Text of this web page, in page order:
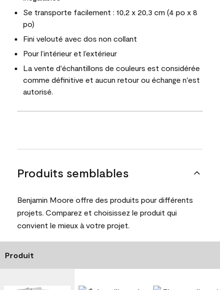
Se transporte facilement : 10,2 x 20,3 cm (4 po x 8
po)
Fini velouté avec dos non collant
Pour l’intérieur et l’extérieur
La vente d'échantillons de couleurs est considérée
comme définitive et aucun retour ou échange n'est
autorisé.
Produits semblables
Benjamin Moore offre des produits pour différents
projets. Comparez et choisissez le produit qui
convient le mieux à votre projet.
Produit